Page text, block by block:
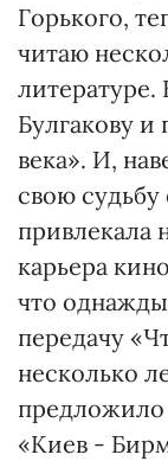
Горького,
читаю
Булгакову и
века». И,
свою
привлекала
карьера
что
передачу
несколько
предложило
«Киев -